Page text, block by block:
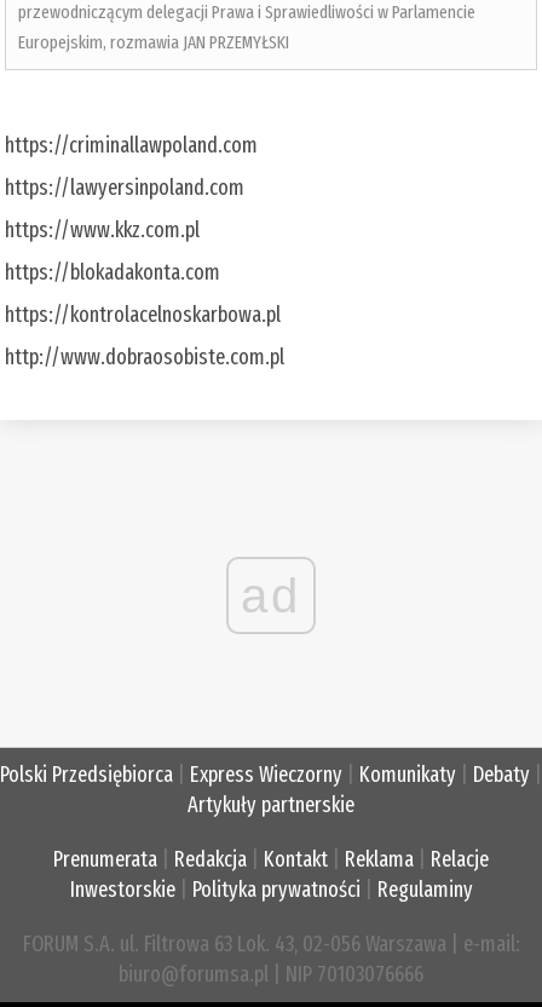
przewodniczącym delegacji Prawa i Sprawiedliwości w Parlamencie
Europejskim, rozmawia JAN PRZEMYŁSKI
https://criminallawpoland.com
https://lawyersinpoland.com
https://www.kkz.com.pl
https://blokadakonta.com
https://kontrolacelnoskarbowa.pl
http://www.dobraosobiste.com.pl
ad
Polski Przedsiębiorca Express Wieczorny Komunikaty Debaty
Artykuły partnerskie
Prenumerata Redakcja Kontakt Reklama
Relacje
Inwestorskie| Polityka prywatności Regulaminy
FORUM S.A. ul. Filtrowa 63 Lok. 43, 02-056 Warszawa | e-mail:
biuro@forumsa.pl | NIP 70103076666